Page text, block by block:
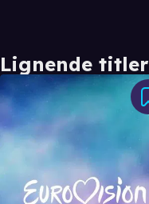
Lignende titler